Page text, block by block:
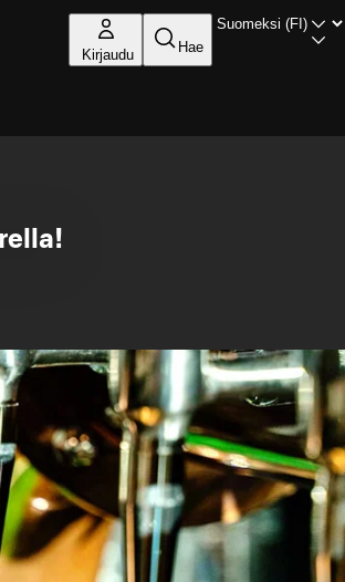
Kirjaudu Hae